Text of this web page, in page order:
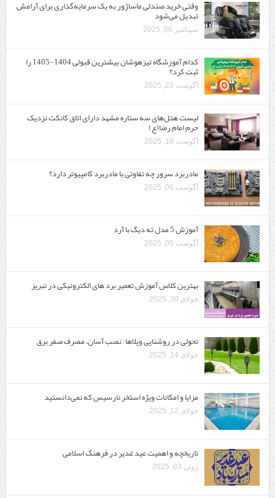
وقتی خرید صندلی ماساژور به یک سرمایه‌گذاری برای آرامش
تبدیل می‌شود
سپتامبر 06, 2025
کدام آموزشگاه تیزهوشان بیشترین قبولی 1404-1405 را
ثبت کرد؟
آگوست 23, 2025
لیست هتل‌های سه ستاره مشهد دارای اتاق کانکت نزدیک
حرم امام رضا(ع)
آگوست 10, 2025
مادربرد سرور چه تفاوتی با مادربرد کامپیوتر دارد؟
آگوست 06, 2025
آموزش 5 مدل ته دیگ با آرد
آگوست 05, 2025
بهترین کلاس آموزش تعمیر برد های الکترونیکی در تبریز
جولای 30, 2025
تحولی در روشنایی ویلاها: نصب آسان، مصرف صفر برق
جولای 14, 2025
مزایا و امکانات ویژه استخر نارسیس که نمی‌دانستید
جولای 12, 2025
تاریخچه و اهمیت عید غدیر در فرهنگ اسلامی
ژوئن 03, 2025